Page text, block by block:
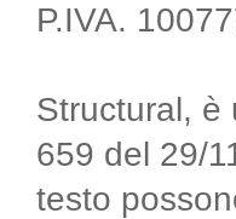
P.IVA.
Structural, è
659 del 29/
testo